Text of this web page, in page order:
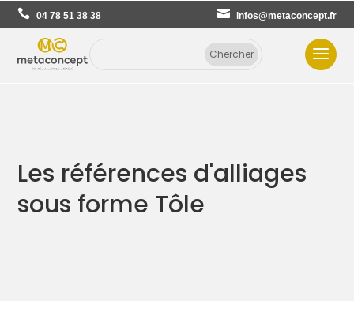
04 78 51 38 38 infos@metaconcept.fr
Les références d'alliages
sous forme Tôle